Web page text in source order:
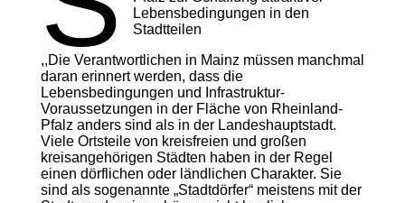
Lebensbedingungen in den
Stadtteilen
,,Die Verantwortlichen in Mainz müssen manchmal
daran erinnert werden, dass die
Lebensbedingungen und Infrastruktur-
Voraussetzungen in der Fläche von Rheinland-
Pfalz anders sind als in der Landeshauptstadt.
Viele Ortsteile von kreisfreien und großen
kreisangehörigen Städten haben in der Regel
einen dörflichen oder ländlichen Charakter. Sie
sind als sogenannte „Stadtdörfer“ meistens mit der